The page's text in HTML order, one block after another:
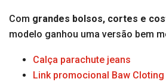
Com grandes bolsos, cortes e
modelo ganhou uma versão bem
Calça parachute jeans
Link promocional Baw Cloting